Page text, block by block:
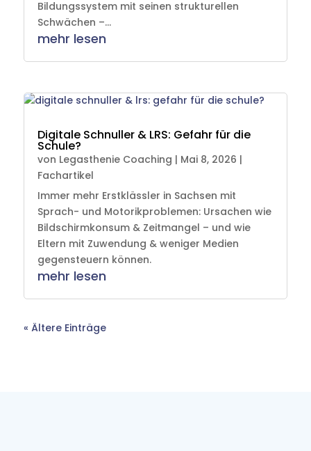
Bildungssystem mit seinen strukturellen
Schwächen –...
mehr lesen
Digitale Schnuller & LRS: Gefahr für die
Schule?
von Legasthenie Coaching | Mai 8, 2026 |
Fachartikel
Immer mehr Erstklässler in Sachsen mit
Sprach- und Motorikproblemen: Ursachen wie
Bildschirmkonsum & Zeitmangel – und wie
Eltern mit Zuwendung & weniger Medien
gegensteuern können.
mehr lesen
« Ältere Einträge